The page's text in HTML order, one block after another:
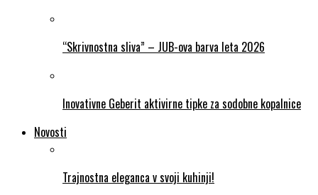
“Skrivnostna sliva” – JUB-ova barva leta 2026
Inovativne Geberit aktivirne tipke za sodobne kopalnice
Novosti
Trajnostna eleganca v svoji kuhinji!